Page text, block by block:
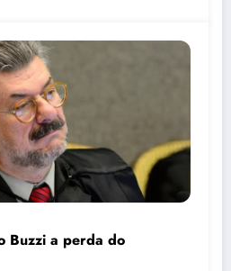
Buzzi a perda do